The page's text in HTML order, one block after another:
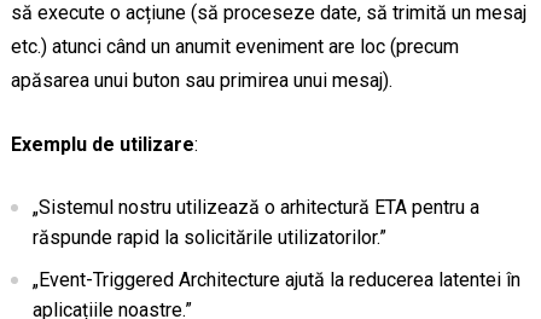
să execute o acțiune (să proceseze date, să trimită un mesaj
etc.) atunci când un anumit eveniment are loc (precum
apăsarea unui buton sau primirea unui mesaj).
Exemplu de utilizare:
„Sistemul nostru utilizează o arhitectură ETA pentru a
răspunde rapid la solicitările utilizatorilor.”
„Event-Triggered Architecture ajută la reducerea latentei în
aplicațiile noastre.”